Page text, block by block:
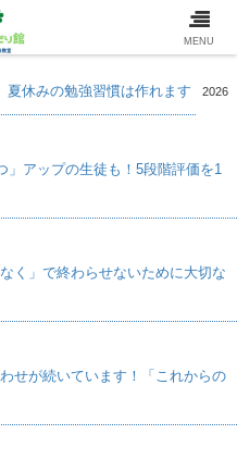
夏休みの勉強習慣は作れます 2026
」アップの生徒も！5段階評価を1
く」で終わらせないために大切な
せが続いています！「これからの
MENU